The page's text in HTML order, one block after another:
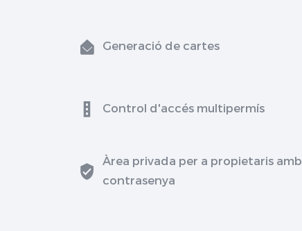
Generació de cartes
Control d'accés multipermís
Àrea privada per a propietaris amb
contrasenya